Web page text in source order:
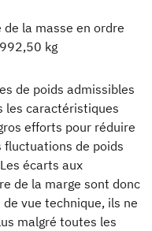
la masse en ordre
kg
de poids admissibles
les caractéristiques
efforts pour réduire
de poids
écarts aux
de la marge sont donc
vue technique, ils ne
malgré toutes les